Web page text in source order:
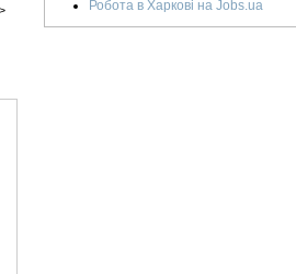
Робота в Харкові на Jobs.ua